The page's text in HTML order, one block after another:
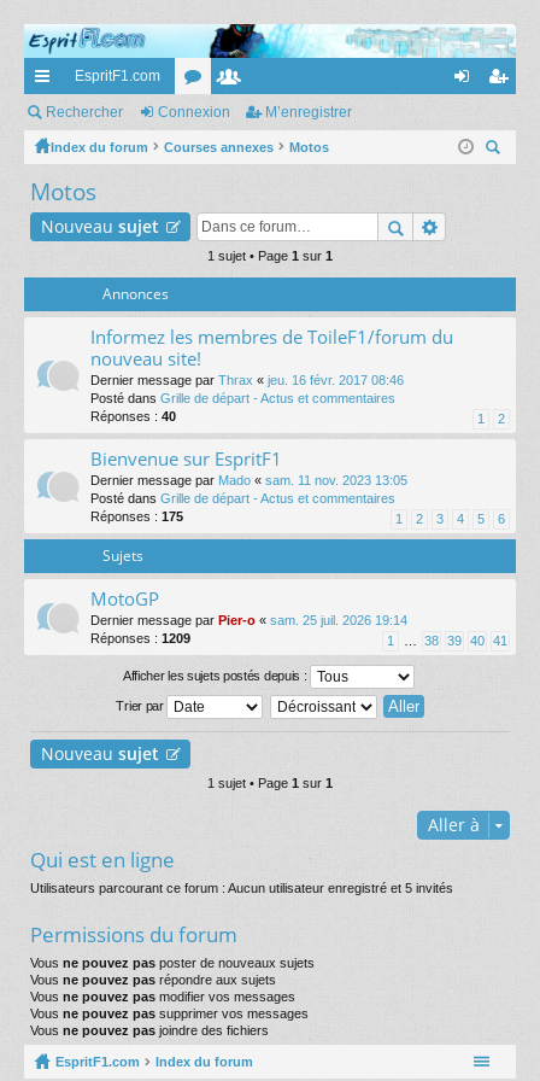
cc
ès
ra
pi
EspritF1.com
or
u
s
e
m
es
ne nr
Rechercher Connexion M’enregistrer
Index du forum Courses annexes
Motos
Motos
Nouveau sujet
1 sujet • Page 1 sur 1
Annonces
Informez les membres de ToileF1/forum du
nouveau site!
Dernier message par Thrax « jeu. 16 févr. 2017 08:46
Posté dans Grille de départ - Actus et commentaires
Réponses : 40 1 2
Bienvenue sur EspritF1
Dernier message par Mado « sam. 11 nov. 2023 13:05
Posté dans Grille de départ - Actus et commentaires
Réponses : 175 1 2 3 4 5 6
Sujets
MotoGP
Dernier message par Pier-o « sam. 25 juil. 2026 19:14
Réponses : 1209 1 38 39 40 41
Afficher les sujets postés depuis :
Trier par
Nouveau sujet
1 sujet • Page 1 sur 1
Aller à
Qui est en ligne
Utilisateurs parcourant ce forum : Aucun utilisateur enregistré et 5 invités
Permissions du forum
Vous ne pouvez pas poster de nouveaux sujets
Vous ne pouvez pas répondre aux sujets
Vous ne pouvez pas modifier vos messages
Vous ne pouvez pas supprimer vos messages
Vous ne pouvez pas joindre des fichiers
EspritF1.com Index du forum